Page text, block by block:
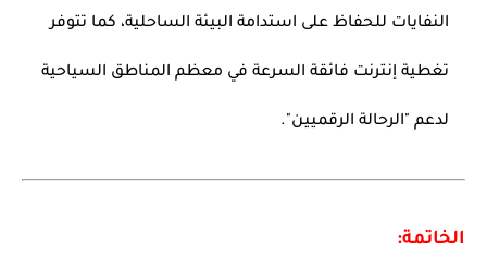
النفايات للحفاظ على استدامة البيئة الساحلية، كما تتوفر
تغطية إنترنت فائقة السرعة في معظم المناطق السياحية
لدعم "الرحالة الرقميين".
الخاتمة: